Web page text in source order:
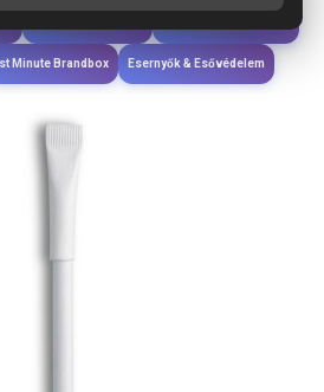
Minute Brandbox Esernyők & Esővédelem